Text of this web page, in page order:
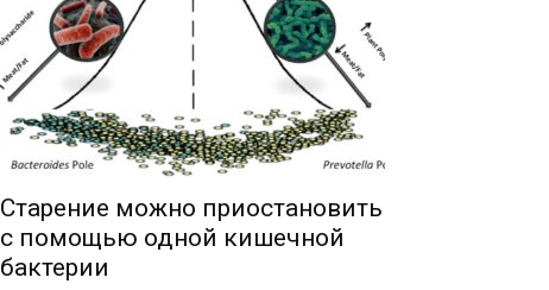
Старение можно приостановить
с помощью одной кишечной
бактерии